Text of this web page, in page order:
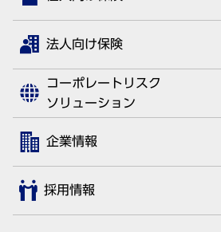
法人向け保険
コーポレートリスク
ソリューション
企業情報
採用情報